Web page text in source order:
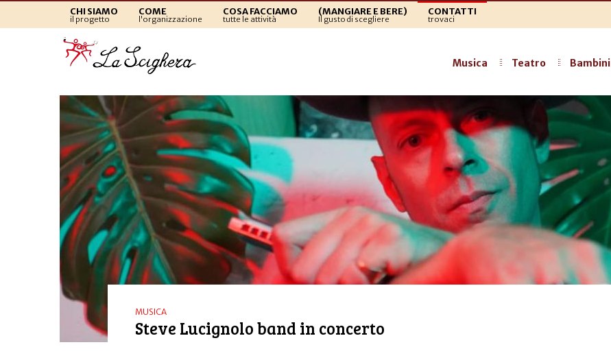
CHI SIAMO
il progetto
COME
l'organizzazione
COSA FACCIAMO
tutte le attività
(MANGIARE E BERE)
Il gusto di scegliere
CONTATTI
trovaci
Musica Teatro Bambini
MUSICA
Steve Lucignolo band in concerto